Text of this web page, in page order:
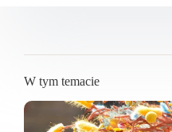
W tym temacie